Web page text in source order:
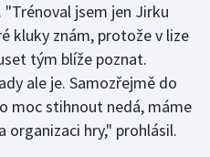
jsem jen Jirku
kluky znám, protože v lize
tým blíže poznat.
ale je. Samozřejmě do
moc stihnout nedá, máme
organizaci hry," prohlásil.